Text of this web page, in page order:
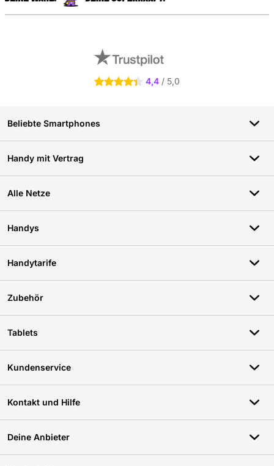
4.4 Sterne 4,4 / 5,0
Beliebte Smartphones
Handy mit Vertrag
Alle Netze
Handys
Handytarife
Zubehör
Tablets
Kundenservice
Kontakt und Hilfe
Deine Anbieter